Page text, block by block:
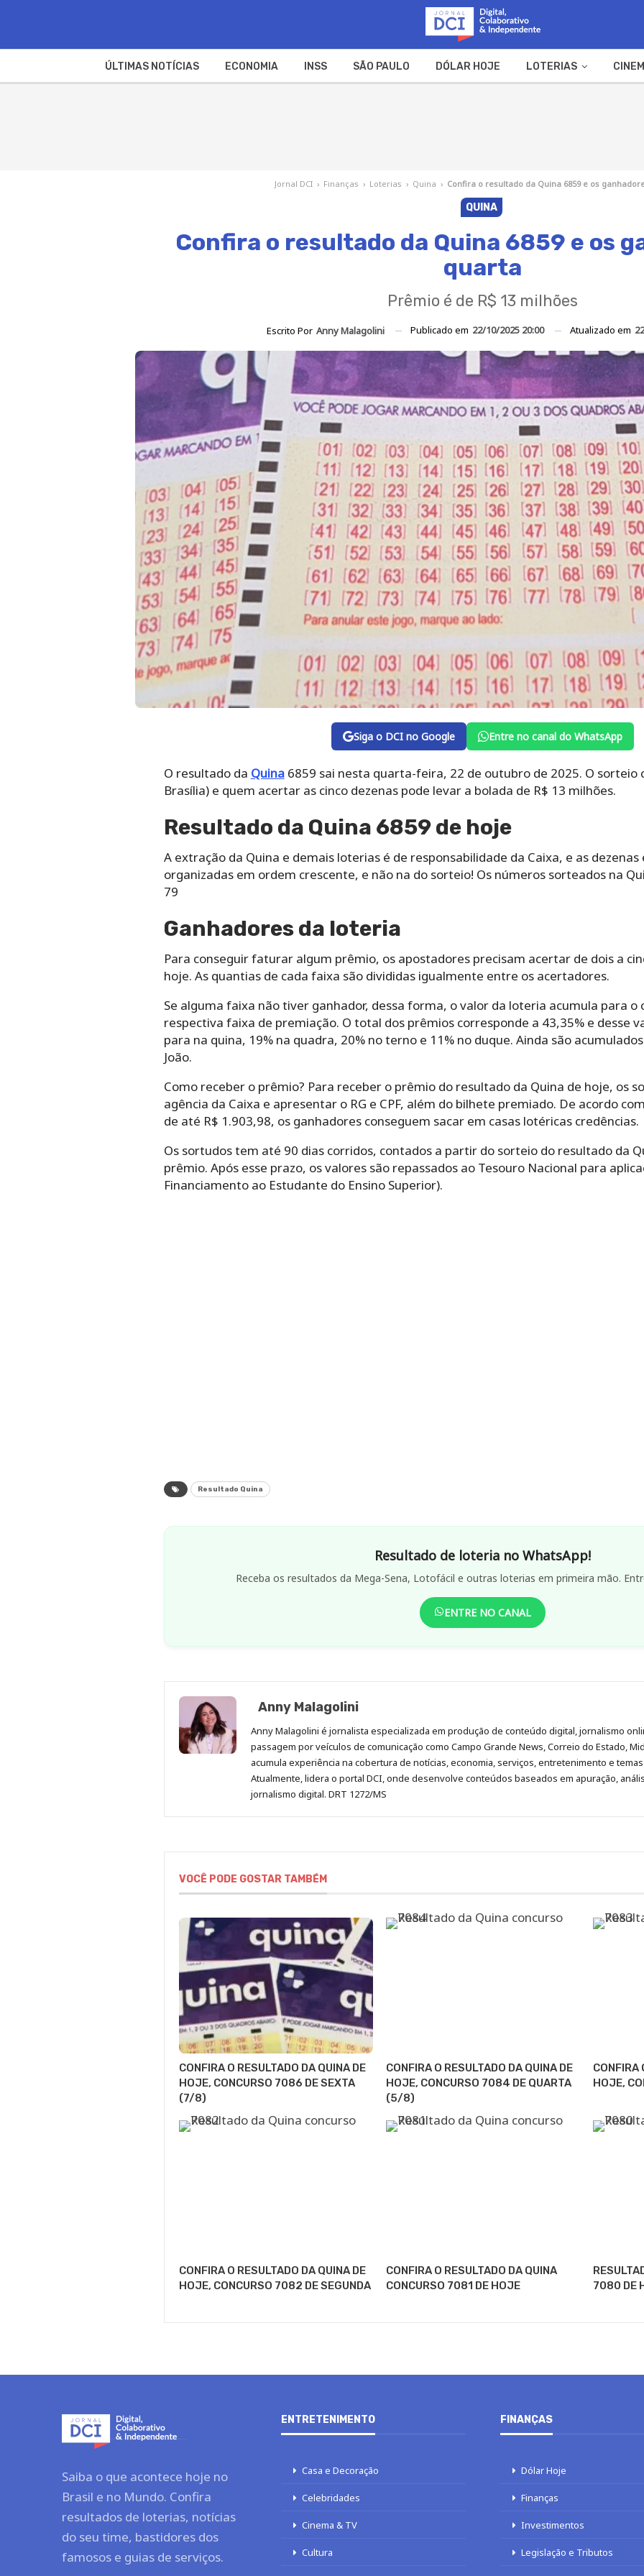
ÚLTIMAS NOTÍCIAS ECONOMIA INSS SÃO PAULO DÓLAR HOJE LOTERIAS
Jornal DCI › Finanças › Loterias › Quina › Confira o resultado da Quina 6859 e os
QUINA
Confira o resultado da Quina 6859 e os
quarta
Prêmio é de R$ 13 milhões
Escrito Por Anny Malagolini Publicado em 22/10/2025 20:00 Atualizado em
Siga o DCI no Google Entre no canal do WhatsApp
O resultado da Quina6859 sai nesta quarta-feira, 22 de outubro de 2025. O sorteio
Brasília) e quem acertar as cinco dezenas pode levar a bolada de R$ 13 milhões.
Resultado da Quina 6859 de hoje
A extração da Quina e demais loterias é de responsabilidade da Caixa, e as
organizadas em ordem crescente, e não na do sorteio! Os números sorteados na
79
Ganhadores da loteria
Para conseguir faturar algum prêmio, os apostadores precisam acertar de dois a
hoje. As quantias de cada faixa são divididas igualmente entre os acertadores.
Se alguma faixa não tiver ganhador, dessa forma, o valor da loteria acumula para o
respectiva faixa de premiação. O total dos prêmios corresponde a 43,35% e desse
para na quina, 19% na quadra, 20% no terno e 11% no duque. Ainda são
João.
Como receber o prêmio? Para receber o prêmio do resultado da Quina de hoje, os
agência da Caixa e apresentar o RG e CPF, além do bilhete premiado. De acordo
de até R$ 1.903,98, os ganhadores conseguem sacar em casas lotéricas credências.
Os sortudos tem até 90 dias corridos, contados a partir do sorteio do resultado da
prêmio. Após esse prazo, os valores são repassados ao Tesouro Nacional para
Financiamento ao Estudante do Ensino Superior).
Resultado Quina
Resultado de loteria no WhatsApp!
Receba os resultados da Mega-Sena, Lotofácil e outras loterias em primeira mão.
ENTRE NO CANAL
Anny Malagolini
Anny Malagolini é jornalista especializada em produção de conteúdo digital, jornalismo
passagem por veículos de comunicação como Campo Grande News, Correio do Estado,
acumula experiência na cobertura de notícias, economia, serviços, entretenimento e
Atualmente, lidera o portal DCI, onde desenvolve conteúdos baseados em apuração,
jornalismo digital. DRT 1272/MS
VOCÊ PODE GOSTAR TAMBÉM
CONFIRA O RESULTADO DA QUINA DE
HOJE, CONCURSO 7086 DE SEXTA
(7/8)
CONFIRA O RESULTADO DA QUINA DE
HOJE, CONCURSO 7084 DE QUARTA
(5/8)
CONFIRA
HOJE,
CONFIRA O RESULTADO DA QUINA DE
HOJE, CONCURSO 7082 DE SEGUNDA
CONFIRA O RESULTADO DA QUINA
CONCURSO 7081 DE HOJE
7080 DE
Saiba o que acontece hoje no
Brasil e no Mundo. Confira
resultados de loterias, notícias
do seu time, bastidores dos
famosos e guias de serviços.
ENTRETENIMENTO
Casa e Decoração
Celebridades
Cinema & TV
Cultura
FINANÇAS
Dólar Hoje
Finanças
Investimentos
Legislação e Tributos